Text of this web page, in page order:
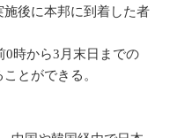
後に本邦に到着した者
0時から3月末日までの
とができる。